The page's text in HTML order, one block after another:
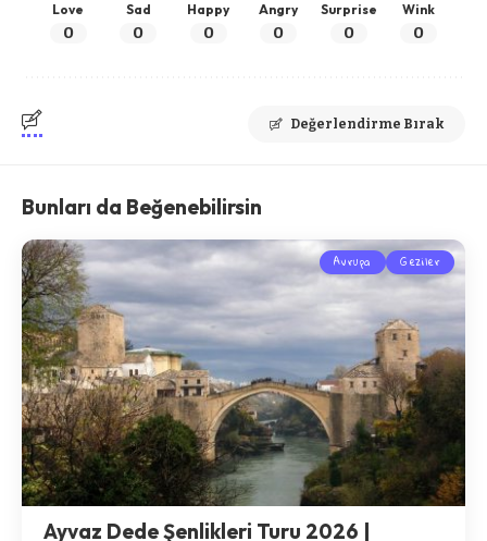
Love
0
Sad
0
Happy
0
Angry
0
Surprise
0
Wink
0
Değerlendirme Bırak
Bunları da Beğenebilirsin
Avrupa Geziler
Ayvaz Dede Şenlikleri Turu 2026 |